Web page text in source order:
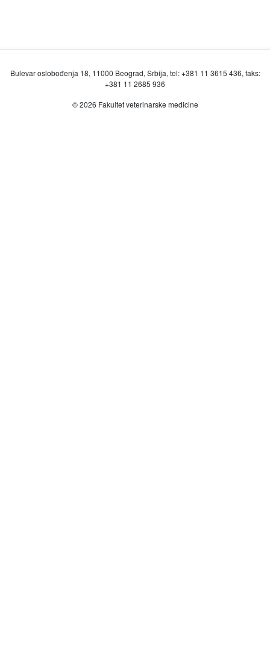
Bulevar oslobođenja 18, 11000 Beograd, Srbija, tel: +381 11 3615 436, faks:
+381 11 2685 936
© 2026 Fakultet veterinarske medicine